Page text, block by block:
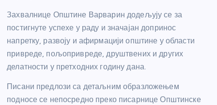
Захвалнице Општине Варварин додељују се за
постигнуте успехе у раду и значајан допринос
напретку, развоју и афирмацији општине у области
привреде, пољопривреде, друштвених и других
делатности у претходних годину дана.
Писани предлози са детаљним образложењем
подносе се непосредно преко писарнице Општинске